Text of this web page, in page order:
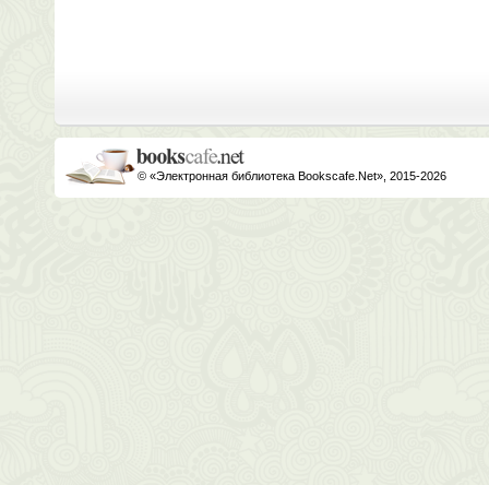
© «Электронная библиотека Bookscafe.Net», 2015-2026